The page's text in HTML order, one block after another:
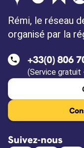
Rémi, le réseau
organisé par la
+33(0) 806
(Service gratuit
Suivez-nous